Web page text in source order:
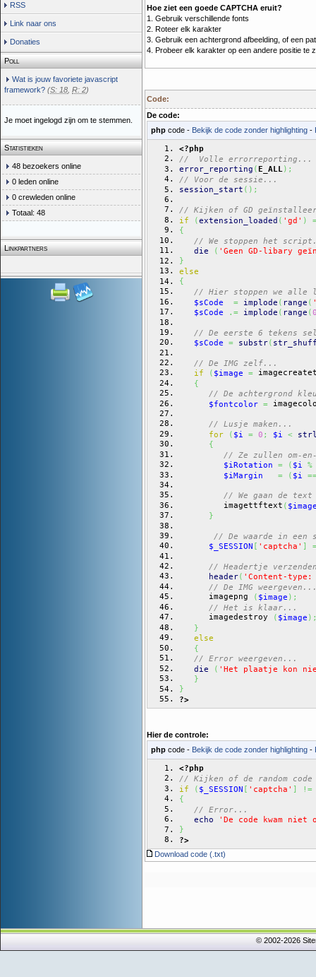
RSS
Link naar ons
Donaties
Poll
Wat is jouw favoriete javascript
framework? (S: 18 R: 2)
Je moet ingelogd zijn om te stemmen.
Statistieken
48 bezoekers online
0 leden online
0 crewleden online
Totaal: 48
Linkpartners
Hoe ziet een goede CAPTCHA eruit?
1. Gebruik verschillende fonts
2. Roteer elk karakter
3. Gebruik een achtergrond afbeelding, of een
4. Probeer elk karakter op een andere positie te
Code:
De code:
php code - Bekijk de code zonder highlighting -
<?php
//  Volle errorreporting...
error_reporting ( E_ALL) ;
// Voor de sessie...
session_start ( ) ;
// Kijken of GD
if
(extension_loaded ( 'gd' )
{
// We stoppen het
die
( 'Geen GD-libary
}
else
{
// Hier stoppen we
$sCode
= implode ( range (
$sCode
.= implode ( range (
// De eerste 6 tekens
$sCode
= substr(
// De IMG zelf...
if
( $image =
{
// De achtergrond
$fontcolor =
// Lusje maken...
for
( $i = 0 ; $i <
{
// Ze zullen om-
$iRotation
= ( $i
%
$iMargin
= ( $i
// We gaan de
         imagettftext
(
}
// De waarde in een
$_SESSION [ 'captcha' ]
// Headertje
header( 'Content-type:
// De IMG
      imagepng
( $image ) ;
// Het is klaar...
      imagedestroy
( $image )
}
else
{
// Error weergeven...
die
( 'Het plaatje kon
}
}
?>
Hier de controle:
php code - Bekijk de code zonder highlighting -
<?php
// Kijken of de random
if
( $_SESSION [ 'captcha' ]
!=
{
// Error...
echo
'De code kwam
}
?>
Download code (.txt)
© 2002-2026